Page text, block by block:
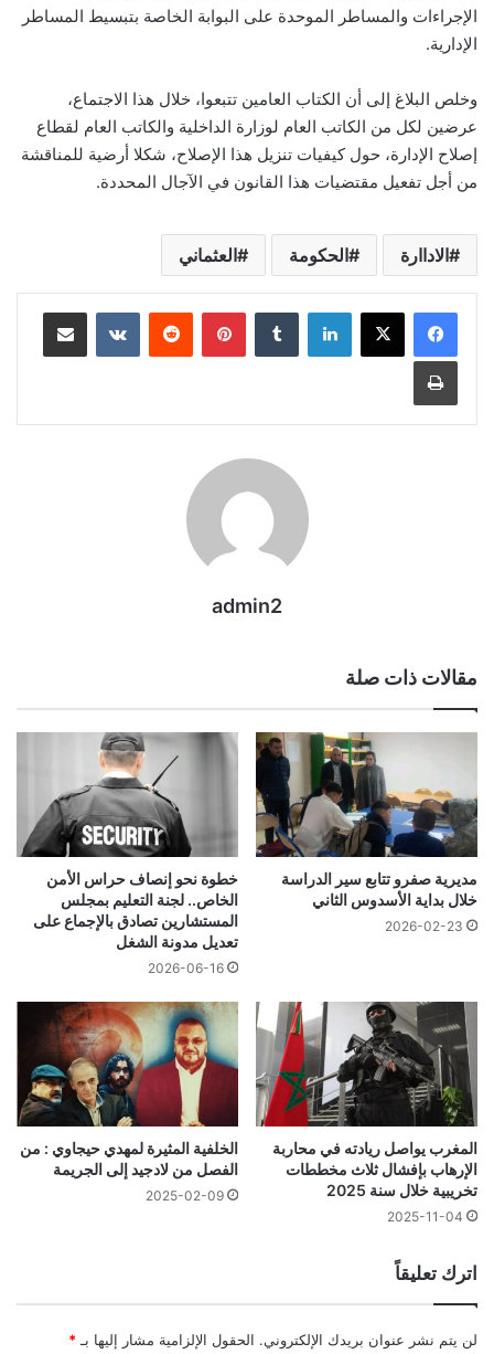
الإجراءات والمساطر الموحدة على البوابة الخاصة بتبسيط المساطر
الإدارية.
وخلص البلاغ إلى أن الكتاب العامين تتبعوا، خلال هذا الاجتماع،
عرضين لكل من الكاتب العام لوزارة الداخلية والكاتب العام لقطاع
إصلاح الإدارة، حول كيفيات تنزيل هذا الإصلاح، شكلا أرضية للمناقشة
من أجل تفعيل مقتضيات هذا القانون في الآجال المحددة.
الاداارة الحكومة العثماني
لينكدإن بينتيريست مشاركة عبر البريد
طباعة
admin2
مقالات ذات صلة
مديرية صفرو تتابع سير الدراسة
خلال بداية الأسدوس الثاني
2026-02-23
خطوة نحو إنصاف حراس الأمن
الخاص.. لجنة التعليم بمجلس
المستشارين تصادق بالإجماع على
تعديل مدونة الشغل
2026-06-16
المغرب يواصل ريادته في محاربة
الإرهاب بإفشال ثلاث مخططات
تخريبية خلال سنة 2025
2025-11-04
الخلفية المثيرة لمهدي حيجاوي : من
الفصل من لادجيد إلى الجريمة
2025-02-09
اترك تعليقاً
لن يتم نشر عنوان بريدك الإلكتروني. الحقول الإلزامية مشار إليها بـ *